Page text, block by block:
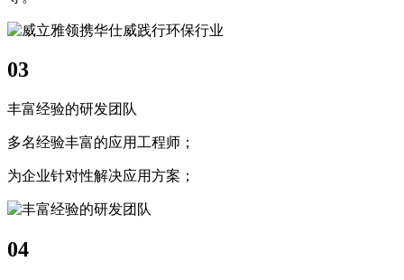
03
丰富经验的研发团队
多名经验丰富的应用工程师；
为企业针对性解决应用方案；
04